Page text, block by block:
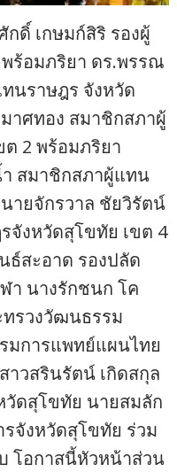
ดิ์ เกษมก์สิริ รองผู้
ร้อมภริยา ดร.พรรณ
นราษฎร จังหวัด
าศทอง สมาชิกสภาผู้
2 พร้อมภริยา
สมาชิกสภาผู้แทน
ายจักรวาล ชัยวิรัตน์
งหวัดสุโขทัย เขต 4
ธ์สะอาด รองปลัด
า นางรักชนก โค
รวงวัฒนธรรม
มการแพทย์แผนไทย
าวสรินรัตน์ เกิดสกุล
วัดสุโขทัย นายสมลัก
จังหวัดสุโขทัย ร่วม
โอกาสนี้หัวหน้าส่วน